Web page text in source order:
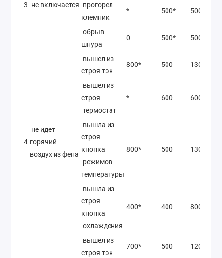
3 не включается прогорел
клемник
* 500* 500*
обрыв
шнура
0 500* 500*
4
не идет
горячий
воздух из фена
вышел из
строя тэн
800* 500 1300*
вышел из
строя
термостат
* 600 600*
вышла из
строя
кнопка
режимов
температуры
800* 500 1300*
вышла из
строя
кнопка
охлаждения
400* 400 800*
вышел из
строя тэн
700* 500 1200*